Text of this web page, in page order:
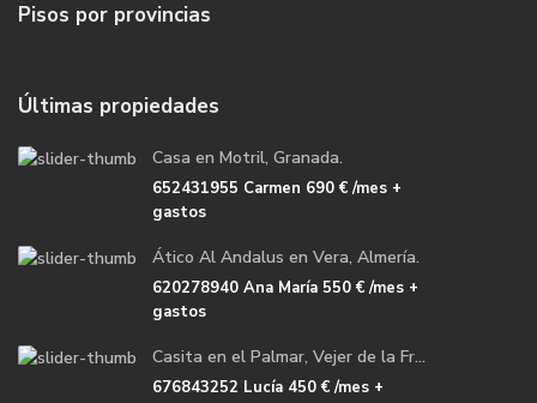
Pisos por provincias
Últimas propiedades
Casa en Motril, Granada.
652431955 Carmen 690 €/mes +
gastos
Ático Al Andalus en Vera, Almería.
620278940 Ana María 550 €/mes +
gastos
Casita en el Palmar, Vejer de la Fr...
676843252 Lucía 450 €/mes +